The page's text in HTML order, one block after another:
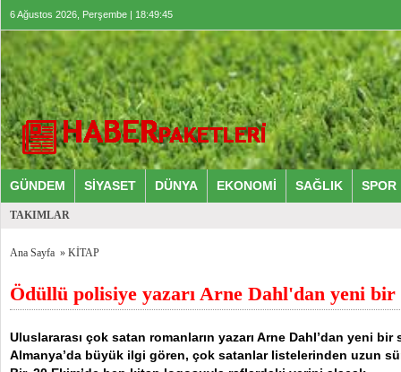
6 Ağustos 2026, Perşembe | 18:49:45
GÜNDEM SİYASET DÜNYA EKONOMİ SAĞLIK SPOR
TAKIMLAR
Ana Sayfa » KİTAP
Ödüllü polisiye yazarı Arne Dahl'dan yeni bir
Uluslararası çok satan romanların yazarı Arne Dahl’dan yeni
Almanya’da büyük ilgi gören, çok satanlar listelerinden uzun